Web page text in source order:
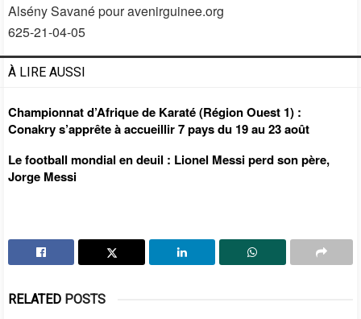
Alsény Savané pour avenirguinee.org
625-21-04-05
À LIRE AUSSI
Championnat d’Afrique de Karaté (Région Ouest 1) :
Conakry s’apprête à accueillir 7 pays du 19 au 23 août
Le football mondial en deuil : Lionel Messi perd son père,
Jorge Messi
RELATED POSTS